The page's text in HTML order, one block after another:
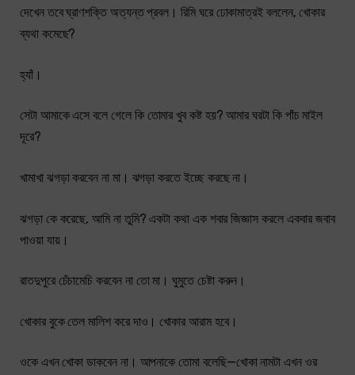
দেখেন তবে ঘ্রাণশক্তি অত্যন্ত প্রবল। রিমি ঘরে ঢোকামাত্রই বললেন, খোকার
ব্যথা কমেছে?
হ্যাঁ।
সেটা আমাকে এসে বলে গেলে কি তোমার খুব কষ্ট হয়? আমার ঘরটা কি পাঁচ মাইল
দূরে?
খামাখা ঝগড়া করবেন না মা। ঝগড়া করতে ইচ্ছে করছে না।
ঝগড়া কে করেছে, আমি না তুমি? একটা কথা এক শবার জিজ্ঞাস করলে একবার জবাব
পাওয়া যায়।
রাতদুপুরে চেঁচামেচি করবেন না তো মা। ঘুমুতে চেষ্টা করুন।
খোকার বুকে তেল মালিশ করে দাও। খোকার আরাম হবে।
ওকে এখন খোকা ডাকবেন না। আপনাকে তোমা বলেছি—খোকা নামটা এখন ওর